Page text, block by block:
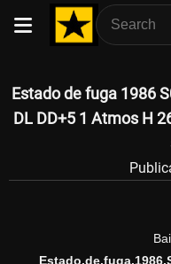
Estado de fuga 1986
DL DD+5 1 Atmos H